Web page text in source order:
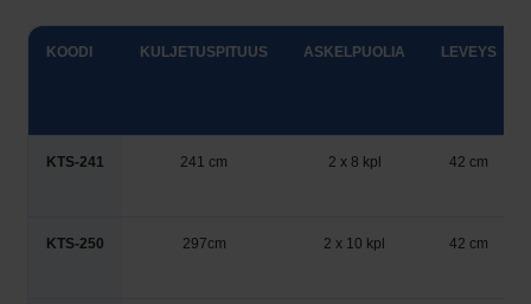
KOODI KULJETUSPITUUS ASKELPUOLIA LEVEYS
KTS-241 241 cm 2 x 8 kpl 42 cm
KTS-250 297cm 2 x 10 kpl 42 cm